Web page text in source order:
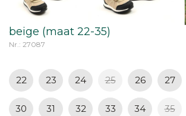
beige (maat 22-35)
Nr.: 27087
22 23 24 25 26 27
30 31 32 33 34 35